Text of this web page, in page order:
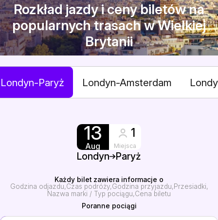
Rozkład jazdy i ceny biletów na
popularnych trasach w Wielkiej
Brytanii
Londyn-Paryż Londyn-Amsterdam
13
Aug
1
Miejsca
Londyn Paryż
Każdy bilet zawiera informacje o
Godzina odjazdu Czas podróży Godzina przyjazdu Przesiadki
Nazwa marki / Typ pociągu Cena biletu
Poranne pociągi